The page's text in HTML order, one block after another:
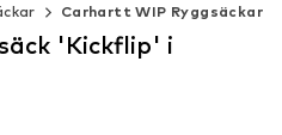
till i varukorgen
Carhartt WIP Ryggsäckar
'Kickflip' i